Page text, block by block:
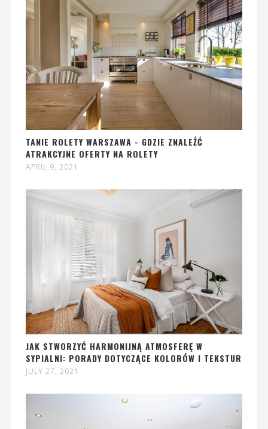
TANIE ROLETY WARSZAWA - GDZIE ZNALEŹĆ
ATRAKCYJNE OFERTY NA ROLETY
APRIL 9, 2021
JAK STWORZYĆ HARMONIJNĄ ATMOSFERĘ W
SYPIALNI: PORADY DOTYCZĄCE KOLORÓW I TEKSTUR
JULY 27, 2021